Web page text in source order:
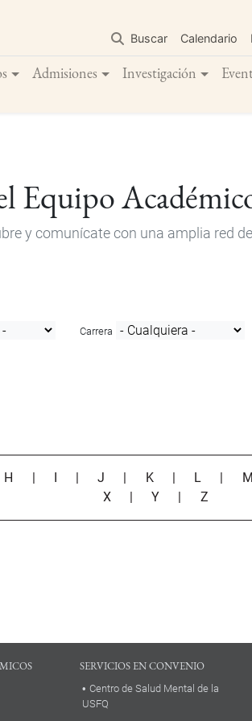
contenido
principal
Buscar Calendario
Admisiones Investigación
Equipo
y comunícate con una amplia red
Carrera
H |J K L
X
|Y Z
SERVICIOS EN CONVENIO
Centro de Salud Mental de la
USFQ